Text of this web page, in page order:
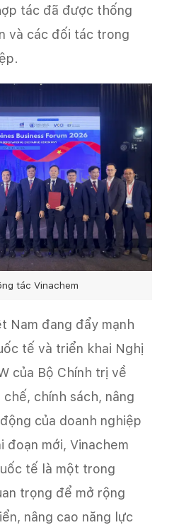
tác đã được thống
và các đối tác trong
tác Vinachem
Nam đang đẩy mạnh
tế và triển khai Nghị
của Bộ Chính trị về
chính sách, nâng
của doanh nghiệp
đoạn mới, Vinachem
tế là một trong
trọng để mở rộng
nâng cao năng lực